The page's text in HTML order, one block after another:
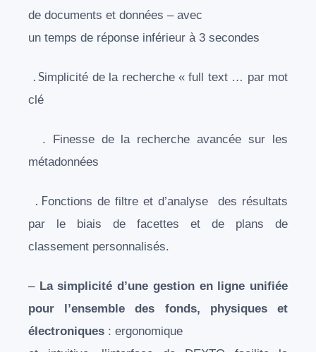
de documents et données – avec
un temps de réponse inférieur à 3 secondes
. Simplicité de la recherche « full text … par mot
clé
. Finesse de la recherche avancée sur les
métadonnées
. Fonctions de filtre et d’analyse des résultats
par le biais de facettes et de plans de
classement personnalisés.
– La simplicité d’une gestion en ligne unifiée
pour l’ensemble des fonds, physiques et
électroniques : ergonomique